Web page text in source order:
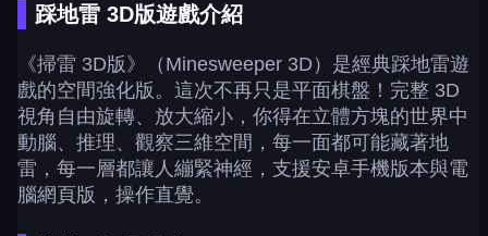
踩地雷 3D版遊戲介紹
《掃雷 3D版》（Minesweeper 3D）是經典踩地雷遊
戲的空間強化版。這次不再只是平面棋盤！完整 3D
視角自由旋轉、放大縮小，你得在立體方塊的世界中
動腦、推理、觀察三維空間，每一面都可能藏著地
雷，每一層都讓人繃緊神經，支援安卓手機版本與電
腦網頁版，操作直覺。